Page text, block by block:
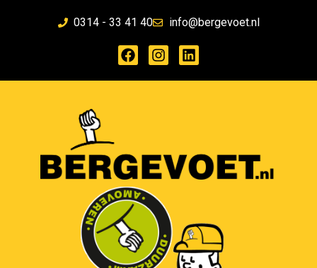
0314 - 33 41 40 info@bergevoet.nl